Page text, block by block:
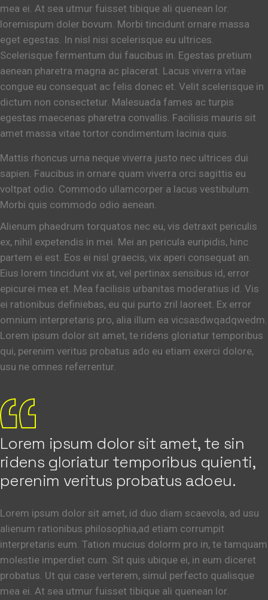
mea ei. At sea utmur fuisset tibique ali quenean lor.
loremispum doler bovum. Morbi tincidunt ornare massa
eget egestas. In nisl nisi scelerisque eu ultrices.
Scelerisque fermentum dui faucibus in. Egestas pretium
aenean pharetra magna ac placerat. Lacus viverra vitae
congue eu consequat ac felis donec et. Velit scelerisque in
dictum non consectetur. Malesuada fames ac turpis
egestas maecenas pharetra convallis. Facilisis mauris sit
amet massa vitae tortor condimentum lacinia quis.
Mattis rhoncus urna neque viverra justo nec ultrices dui
sapien. Faucibus in ornare quam viverra orci sagittis eu
voltpat odio. Commodo ullamcorper a lacus vestibulum.
Morbi quis commodo odio aenean.
Alienum phaedrum torquatos nec eu, vis detraxit periculis
ex, nihil expetendis in mei. Mei an pericula euripidis, hinc
partem ei est. Eos ei nisl graecis, vix aperi consequat an.
Eius lorem tincidunt vix at, vel pertinax sensibus id, error
epicurei mea et. Mea facilisis urbanitas moderatius id. Vis
ei rationibus definiebas, eu qui purto zril laoreet. Ex error
omnium interpretaris pro, alia illum ea vicsasdwqadqwedm.
Lorem ipsum dolor sit amet, te ridens gloriatur temporibus
qui, perenim veritus probatus ado eu etiam exerci dolore,
usu ne omnes referrentur.
Lorem ipsum dolor sit amet, te sin
ridens gloriatur temporibus quienti,
perenim veritus probatus adoeu.
Lorem ipsum dolor sit amet, id duo diam scaevola, ad usu
alienum rationibus philosophia,ad etiam corrumpit
interpretaris eum. Tation mucius dolorm pro in, te tamquam
molestie imperdiet cum. Sit quis ubique ei, in eum diceret
probatus. Ut qui case verterem, simul perfecto qualisque
mea ei. At sea utmur fuisset tibique ali quenean lor.